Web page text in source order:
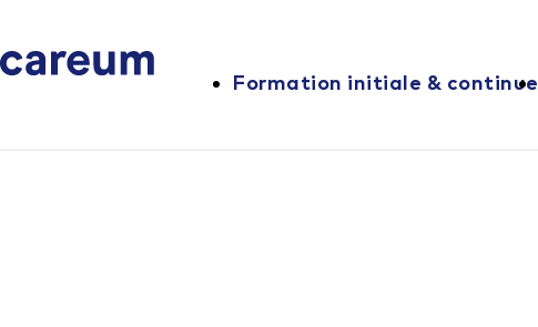
Formation initiale & continue